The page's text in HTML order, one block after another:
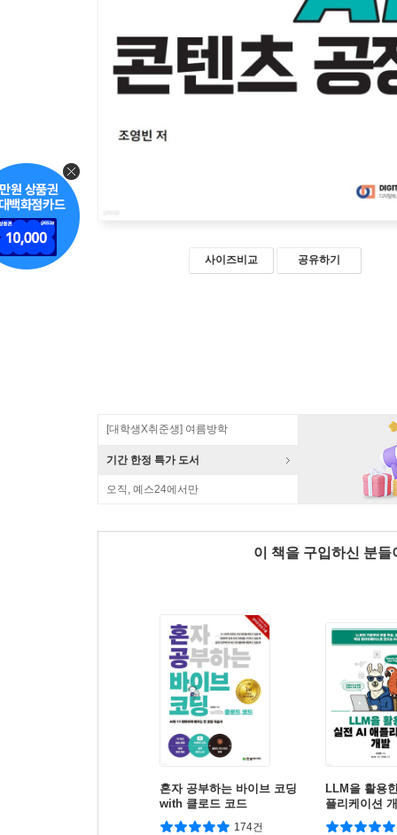
사이즈비교 공유하기
[대학생X취준생] 여름방학
기간 한정 특가 도서
오직, 예스24에서만
이 책을 구입하신 분
혼자 공부하는 바이브 코딩
with 클로드 코드
174건
LLM을 활용
플리케이션